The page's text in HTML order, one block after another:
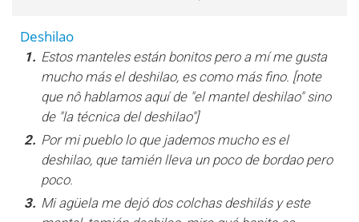
Deshilao
1. Estos manteles están bonitos pero a mí me gusta
mucho más el deshilao, es como más fino. [note
que nô hablamos aquí de "el mantel deshilao" sino
de "la técnica del deshilao"]
2. Por mi pueblo lo que jademos mucho es el
deshilao, que tamién lleva un poco de bordao pero
poco.
3. Mi agüela me dejó dos colchas deshilás y este